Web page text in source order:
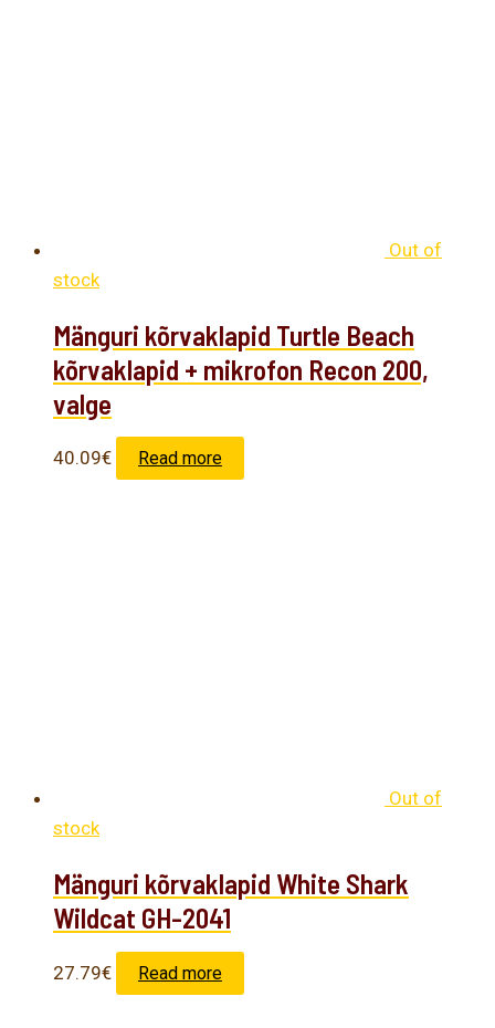
Out of
stock
Mänguri kõrvaklapid Turtle Beach
kõrvaklapid + mikrofon Recon 200,
valge
40.09€ Read more
Out of
stock
Mänguri kõrvaklapid White Shark
Wildcat GH-2041
27.79€ Read more